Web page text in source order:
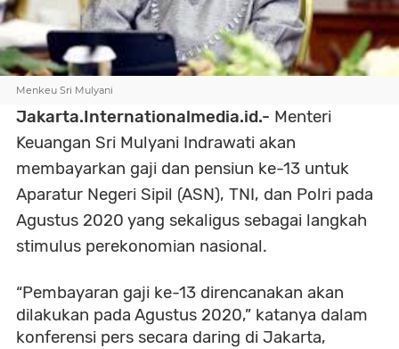
Menkeu Sri Mulyani
Jakarta.Internationalmedia.id.- Menteri
Keuangan Sri Mulyani Indrawati akan
membayarkan gaji dan pensiun ke-13 untuk
Aparatur Negeri Sipil (ASN), TNI, dan Polri pada
Agustus 2020 yang sekaligus sebagai langkah
stimulus perekonomian nasional.
“Pembayaran gaji ke-13 direncanakan akan
dilakukan pada Agustus 2020,” katanya dalam
konferensi pers secara daring di Jakarta,